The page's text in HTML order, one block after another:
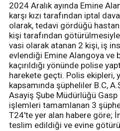
2024 Aralık ayında Emine
karşı kızı tarafından iptal
olarak, tedavi gördüğü
kişi tarafından
vasi olarak atanan 2 kişi, iş
evlendiği Emine Alangoya ve
kaçırıldığı yönünde polise
harekete geçti. Polis ekipleri,
kapsamında şüpheliler B.C,
Asayiş Şube Müdürlüğü
işlemleri tamamlanan 3
T24'te yer alan habere göre;
teslim edildiği ve evine